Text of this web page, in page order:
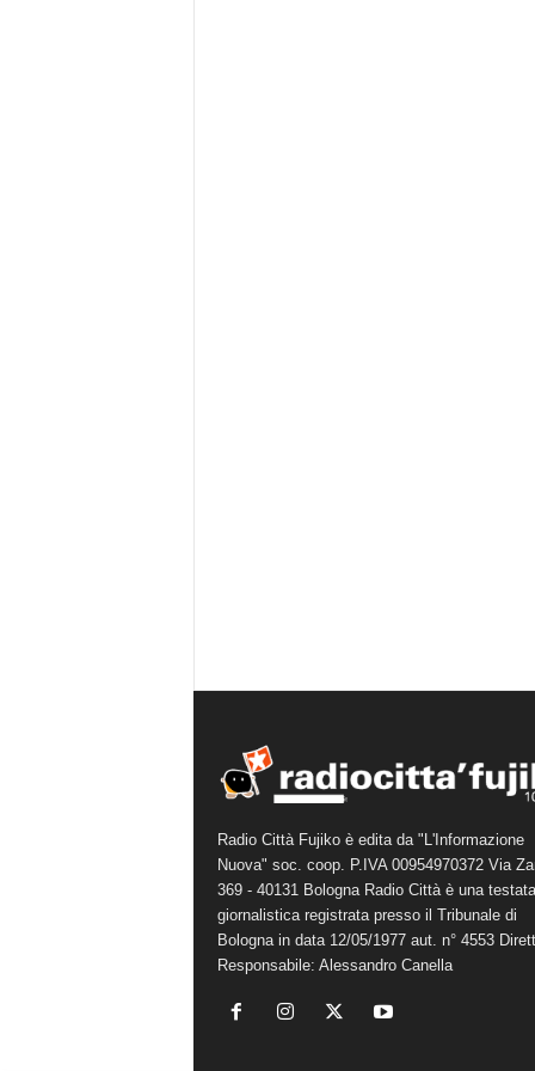
Radio Città Fujiko è edita da "L'Informazione
Nuova" soc. coop. P.IVA 00954970372 Via
369 - 40131 Bologna Radio Città è una testata
giornalistica registrata presso il Tribunale di
Bologna in data 12/05/1977 aut. n° 4553
Responsabile: Alessandro Canella